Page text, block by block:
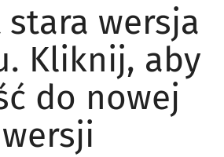
stara wersja
Kliknij, aby
do nowej
wersji